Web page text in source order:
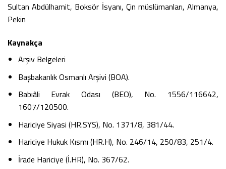
Sultan Abdülhamit, Boksör İsyanı, Çin müslümanları, Almanya,
Pekin
Kaynakça
Arşiv Belgeleri
Başbakanlık Osmanlı Arşivi (BOA).
Babıâli Evrak Odası (BEO), No. 1556/116642,
1607/120500.
Hariciye Siyasi (HR.SYS), No. 1371/8, 381/44.
Hariciye Hukuk Kısmı (HR.H), No. 246/14, 250/83, 251/4.
İrade Hariciye (İ.HR), No. 367/62.